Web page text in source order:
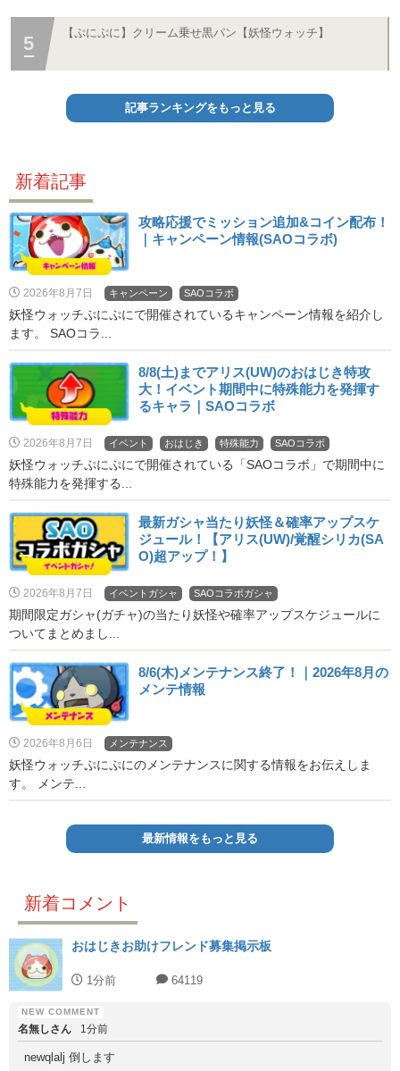
【ぷにぷに】クリーム乗せ黒パン【妖怪ウォッチ】
記事ランキングをもっと見る
新着記事
攻略応援でミッション追加&コイン配布！
｜キャンペーン情報(SAOコラボ)
2026年8月7日 キャンペーン SAOコラボ
妖怪ウォッチぷにぷにで開催されているキャンペーン情報を紹介し
ます。 SAOコラ...
8/8(土)までアリス(UW)のおはじき特攻
大！イベント期間中に特殊能力を発揮す
るキャラ｜SAOコラボ
2026年8月7日 イベント おはじき 特殊能力 SAOコラボ
妖怪ウォッチぷにぷにで開催されている「SAOコラボ」で期間中に
特殊能力を発揮する...
最新ガシャ当たり妖怪＆確率アップスケ
ジュール！【アリス(UW)/覚醒シリカ(SA
O)超アップ！】
2026年8月7日 イベントガシャ SAOコラボガシャ
期間限定ガシャ(ガチャ)の当たり妖怪や確率アップスケジュールに
ついてまとめまし...
8/6(木)メンテナンス終了！｜2026年8月の
メンテ情報
2026年8月6日 メンテナンス
妖怪ウォッチぷにぷにのメンテナンスに関する情報をお伝えしま
す。 メンテ...
最新情報をもっと見る
新着コメント
おはじきお助けフレンド募集掲示板
1分前 64119
名無しさん 1分前
newqlalj 倒します